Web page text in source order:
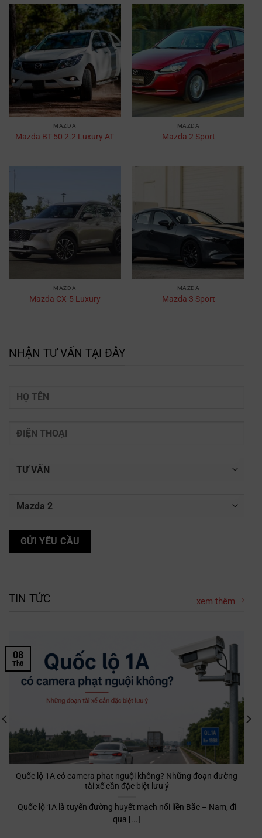
MAZDA
Mazda BT-50 2.2 Luxury AT
MAZDA
Mazda 2 Sport
MAZDA
Mazda CX-5 Luxury
MAZDA
Mazda 3 Sport
NHẬN TƯ VẤN TẠI ĐÂY
TIN TỨC xem thêm
Quốc lộ 1A có camera phạt nguội không? Những đoạn đường
tài xế cần đặc biệt lưu ý
Quốc lộ 1A là tuyến đường huyết mạch nối liền Bắc – Nam, đi
qua [...]
08
Th8